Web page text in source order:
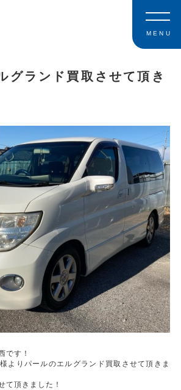
MENU
グランド買取させて頂き
です！
よりパールのエルグランド買取させて頂きま
て頂きました！